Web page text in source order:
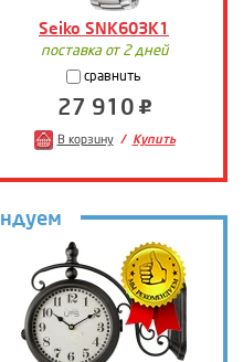
Seiko SNK603K1
поставка от 2 дней
сравнить
27 910
В корзину Купить